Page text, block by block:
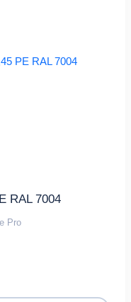
RAL 7004
Pro